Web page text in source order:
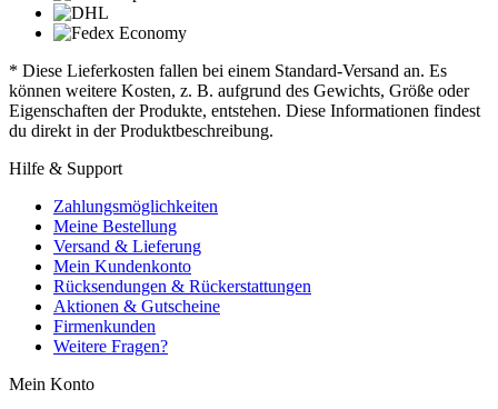
* Diese Lieferkosten fallen bei einem Standard-Versand an. Es
können weitere Kosten, z. B. aufgrund des Gewichts, Größe oder
Eigenschaften der Produkte, entstehen. Diese Informationen findest
du direkt in der Produktbeschreibung.
Hilfe & Support
Zahlungsmöglichkeiten
Meine Bestellung
Versand & Lieferung
Mein Kundenkonto
Rücksendungen & Rückerstattungen
Aktionen & Gutscheine
Firmenkunden
Weitere Fragen?
Mein Konto